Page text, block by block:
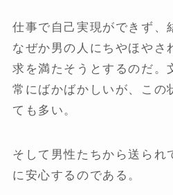
仕事で自己実現ができず、
なぜか男の人にちやほやさ
求を満たそうとするのだ。
常にばかばかしいが、この
ても多い。
そして男性たちから送られ
に安心するのである。